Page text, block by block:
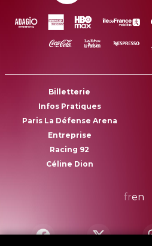
Billetterie
Infos Pratiques
Paris La Défense Arena
Entreprise
Racing 92
Céline Dion
fren